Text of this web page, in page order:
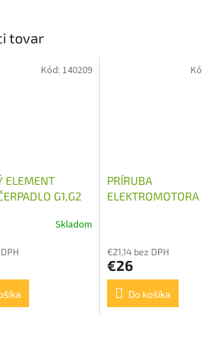
tovar
ELEMENT
G1,G2
Skladom
Kód: 140209
PRÍRUBA
€21,14 bez DPH
€26
Do košíka